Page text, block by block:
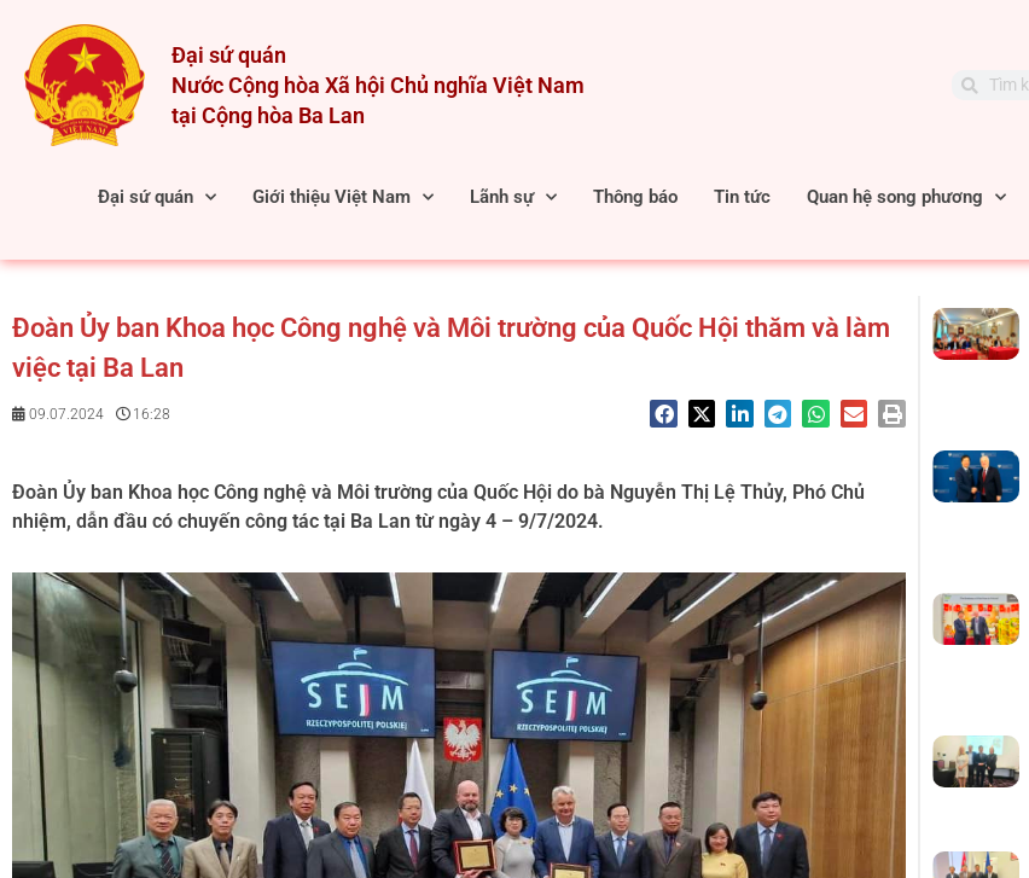
content
Đại sứ quán
Nước Cộng hòa Xã hội Chủ nghĩa Việt Nam
tại Cộng hòa Ba Lan
SearchSearch
Đại sứ quán Giới thiệu Việt Nam Lãnh sự Thông báo Tin tức Quan hệ song phương
Đoàn Ủy ban Khoa học Công nghệ và Môi trường của Quốc Hội thăm và làm
việc tại Ba Lan
09.07.2024 16:28
Đoàn Ủy ban Khoa học Công nghệ và Môi trường của Quốc Hội do bà Nguyễn Thị Lệ Thủy, Phó Chủ
nhiệm, dẫn đầu có chuyến công tác tại Ba Lan từ ngày 4 – 9/7/2024.